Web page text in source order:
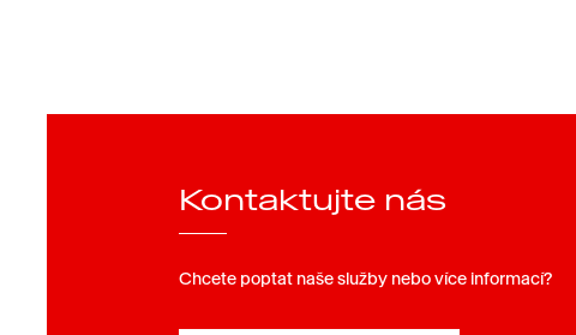
Kontaktujte nás
Chcete poptat naše služby nebo více informací?